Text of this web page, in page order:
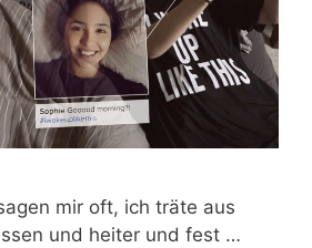
mir oft, ich trä­te aus
und hei­ter und fest …